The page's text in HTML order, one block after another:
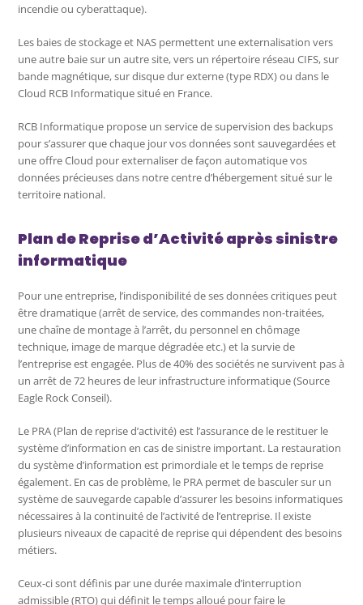
incendie ou cyberattaque).
Les baies de stockage et NAS permettent une externalisation vers
une autre baie sur un autre site, vers un répertoire réseau CIFS, sur
bande magnétique, sur disque dur externe (type RDX) ou dans le
Cloud RCB Informatique situé en France.
RCB Informatique propose un service de supervision des backups
pour s’assurer que chaque jour vos données sont sauvegardées et
une offre Cloud pour externaliser de façon automatique vos
données précieuses dans notre centre d’hébergement situé sur le
territoire national.
Plan de Reprise d’Activité après sinistre
informatique
Pour une entreprise, l’indisponibilité de ses données critiques peut
être dramatique (arrêt de service, des commandes non-traitées,
une chaîne de montage à l’arrêt, du personnel en chômage
technique, image de marque dégradée etc.) et la survie de
l’entreprise est engagée. Plus de 40% des sociétés ne survivent pas à
un arrêt de 72 heures de leur infrastructure informatique (Source
Eagle Rock Conseil).
Le PRA (Plan de reprise d’activité) est l’assurance de le restituer le
système d’information en cas de sinistre important. La restauration
du système d’information est primordiale et le temps de reprise
également. En cas de problème, le PRA permet de basculer sur un
système de sauvegarde capable d’assurer les besoins informatiques
nécessaires à la continuité de l’activité de l’entreprise. Il existe
plusieurs niveaux de capacité de reprise qui dépendent des besoins
métiers.
Ceux-ci sont définis par une durée maximale d’interruption
admissible (RTO) qui définit le temps alloué pour faire le